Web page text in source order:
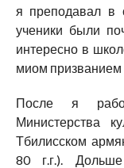
я преподавал в
ученики были
интересно в
миом призванием
После я
Министерства
Тбилисском
80 г.г.).